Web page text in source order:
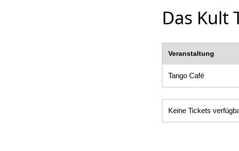
Das Kult
Veranstaltung
Tango Café
Keine Tickets